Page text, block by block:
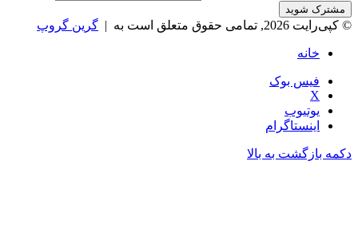
© کپی‌رایت 2026, تمامی حقوق متعلق است به | گرین گروپ
خانه
فیس بوک
X
یوتیوب
اینستاگرام
دکمه بازگشت به بالا